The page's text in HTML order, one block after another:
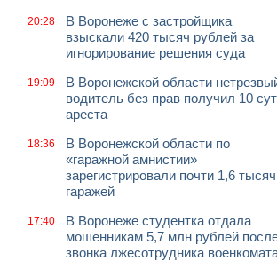
20:28
В Воронеже с застройщика
взыскали 420 тысяч рублей за
игнорирование решения суда
19:09
В Воронежской области
водитель без прав получил 10
ареста
18:36
В Воронежской области по
«гаражной амнистии»
зарегистрировали почти 1,6
гаражей
17:40
В Воронеже студентка отдала
мошенникам 5,7 млн рублей
звонка лжесотрудника